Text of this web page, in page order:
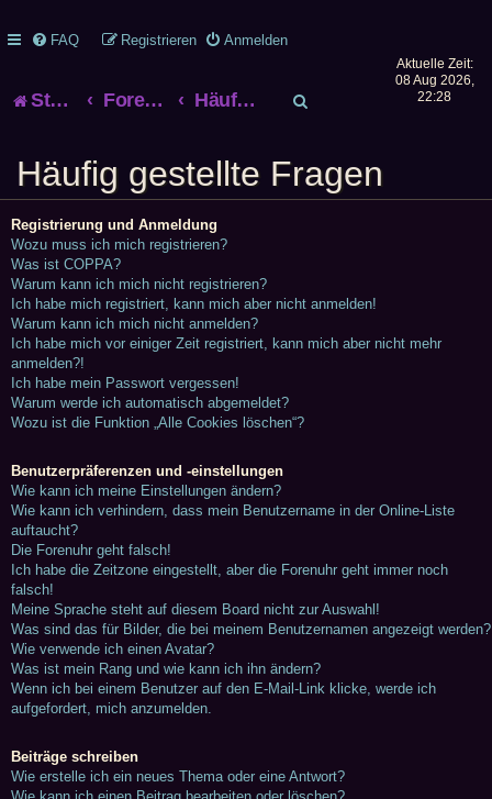
FAQ Anmelden
Registrieren
Startseite Foren-Übersicht Häufig gestellte Fragen
c
Aktuelle Zeit:
08 Aug 2026,
22:28
Häufig gestellte Fragen
Registrierung und Anmeldung
Wozu muss ich mich registrieren?
Was ist COPPA?
Warum kann ich mich nicht registrieren?
Ich habe mich registriert, kann mich aber nicht anmelden!
Warum kann ich mich nicht anmelden?
Ich habe mich vor einiger Zeit registriert, kann mich aber nicht mehr
anmelden?!
Ich habe mein Passwort vergessen!
Warum werde ich automatisch abgemeldet?
Wozu ist die Funktion „Alle Cookies löschen“?
Benutzerpräferenzen und -einstellungen
Wie kann ich meine Einstellungen ändern?
Wie kann ich verhindern, dass mein Benutzername in der Online-Liste
auftaucht?
Die Forenuhr geht falsch!
Ich habe die Zeitzone eingestellt, aber die Forenuhr geht immer noch
falsch!
Meine Sprache steht auf diesem Board nicht zur Auswahl!
Was sind das für Bilder, die bei meinem Benutzernamen angezeigt werden?
Wie verwende ich einen Avatar?
Was ist mein Rang und wie kann ich ihn ändern?
Wenn ich bei einem Benutzer auf den E-Mail-Link klicke, werde ich
aufgefordert, mich anzumelden.
Beiträge schreiben
Wie erstelle ich ein neues Thema oder eine Antwort?